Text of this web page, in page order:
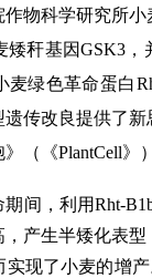
物科学研究所小
矮秆基因GSK3，
麦绿色革命蛋白
传改良提供了
（《PlantCell》
间，利用Rht-
产生半矮化表
现了小麦的增